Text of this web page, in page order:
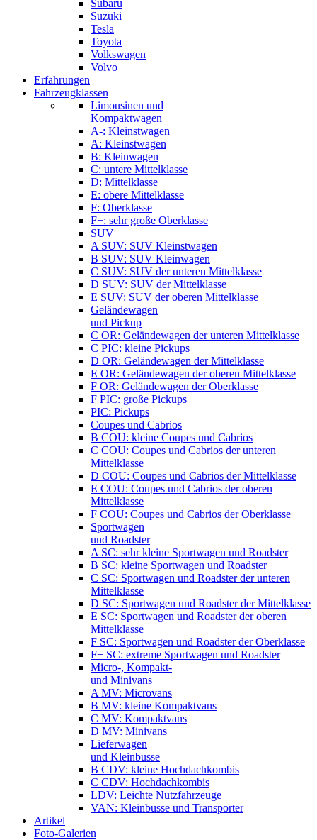
Subaru
Suzuki
Tesla
Toyota
Volkswagen
Volvo
Erfahrungen
Fahrzeugklassen
Limousinen und
Kompaktwagen
A-: Kleinstwagen
A: Kleinstwagen
B: Kleinwagen
C: untere Mittelklasse
D: Mittelklasse
E: obere Mittelklasse
F: Oberklasse
F+: sehr große Oberklasse
SUV
A SUV: SUV Kleinstwagen
B SUV: SUV Kleinwagen
C SUV: SUV der unteren Mittelklasse
D SUV: SUV der Mittelklasse
E SUV: SUV der oberen Mittelklasse
Geländewagen
und Pickup
C OR: Geländewagen der unteren Mittelklasse
C PIC: kleine Pickups
D OR: Geländewagen der Mittelklasse
E OR: Geländewagen der oberen Mittelklasse
F OR: Geländewagen der Oberklasse
F PIC: große Pickups
PIC: Pickups
Coupes und Cabrios
B COU: kleine Coupes und Cabrios
C COU: Coupes und Cabrios der unteren
Mittelklasse
D COU: Coupes und Cabrios der Mittelklasse
E COU: Coupes und Cabrios der oberen
Mittelklasse
F COU: Coupes und Cabrios der Oberklasse
Sportwagen
und Roadster
A SC: sehr kleine Sportwagen und Roadster
B SC: kleine Sportwagen und Roadster
C SC: Sportwagen und Roadster der unteren
Mittelklasse
D SC: Sportwagen und Roadster der Mittelklasse
E SC: Sportwagen und Roadster der oberen
Mittelklasse
F SC: Sportwagen und Roadster der Oberklasse
F+ SC: extreme Sportwagen und Roadster
Micro-, Kompakt-
und Minivans
A MV: Microvans
B MV: kleine Kompaktvans
C MV: Kompaktvans
D MV: Minivans
Lieferwagen
und Kleinbusse
B CDV: kleine Hochdachkombis
C CDV: Hochdachkombis
LDV: Leichte Nutzfahrzeuge
VAN: Kleinbusse und Transporter
Artikel
Foto-Galerien